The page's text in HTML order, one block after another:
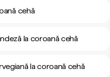
cehă
la coroană cehă
la coroană cehă